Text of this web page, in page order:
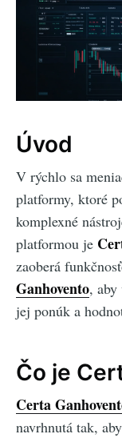
Úvod
V rýchlo sa
platformy, ktoré
komplexné
platformou je
zaoberá
Ganhovento,
jej ponúk a
Čo je
Certa
navrhnutá tak,